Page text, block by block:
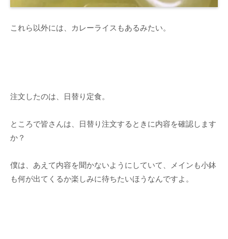
これら以外には、カレーライスもあるみたい。
注文したのは、日替り定食。
ところで皆さんは、日替り注文するときに内容を確認します
か？
僕は、あえて内容を聞かないようにしていて、メインも小鉢
も何が出てくるか楽しみに待ちたいほうなんですよ。